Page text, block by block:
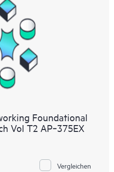
Foundational
Vol T2 AP‑375EX
Vergleichen